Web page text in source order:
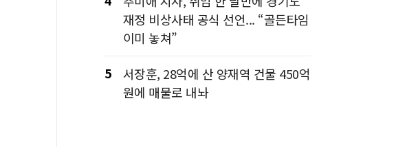
재정 비상사태 공식 선언... “골든타임
이미 놓쳐”
5
서장훈, 28억에 산 양재역 건물 450억
원에 매물로 내놔